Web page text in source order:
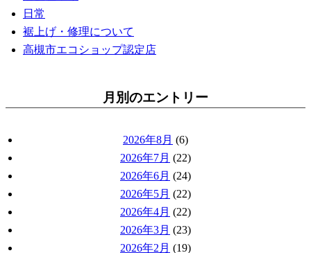
日常
裾上げ・修理について
高槻市エコショップ認定店
月別のエントリー
2026年8月 (6)
2026年7月 (22)
2026年6月 (24)
2026年5月 (22)
2026年4月 (22)
2026年3月 (23)
2026年2月 (19)